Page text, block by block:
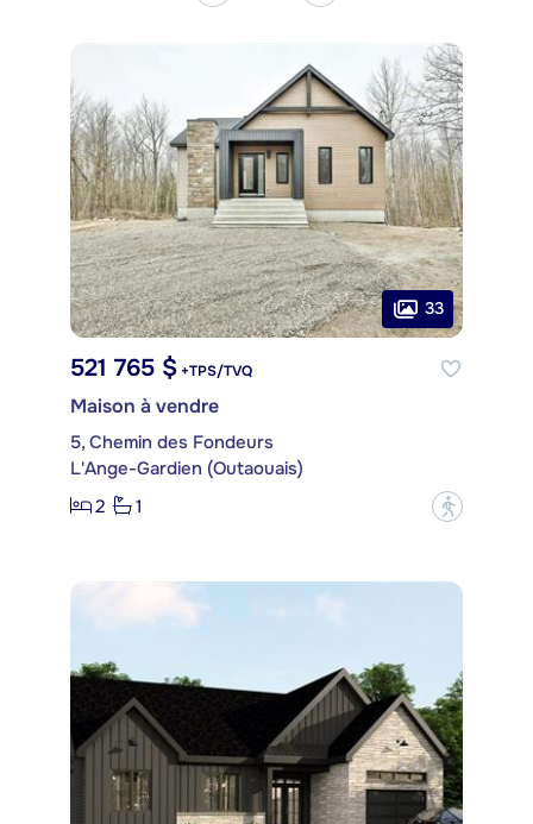
33
521 765 $ +TPS/TVQ
Maison à vendre
5, Chemin des Fondeurs
L'Ange-Gardien (Outaouais)
2
1 ?